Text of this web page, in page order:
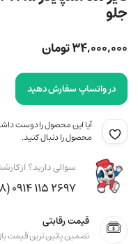
جلو
۳۴,۰۰۰,۰۰۰تومان
در واتساپ سفارش دهید
آیا این محصول را دوست
محصول را دنبال کنید.
سوالی دارید؟ از
۲۶۹۷ ۱۱۵ ۰۹۱۴ (۹۸+)
قیمت رقابتی
تضمین پائین ترین قیمت